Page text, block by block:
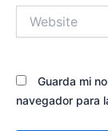
Guarda mi
navegador para